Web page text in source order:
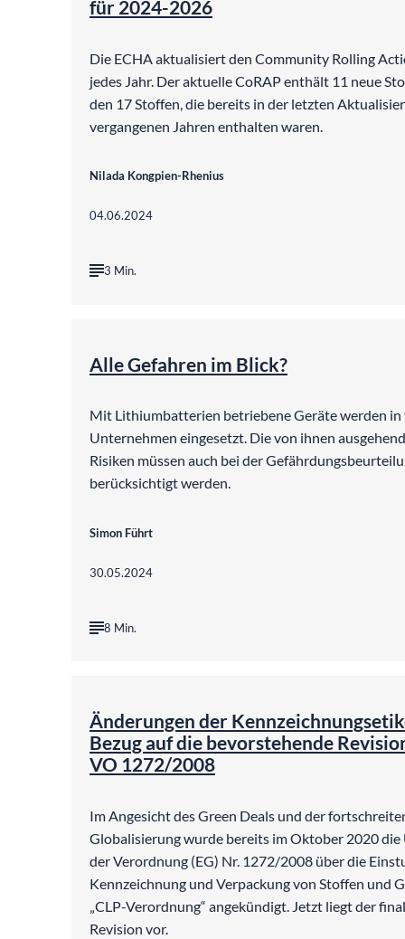
für 2024-2026
Die ECHA aktualisiert den Community Rolling
jedes Jahr. Der aktuelle CoRAP enthält 11 neue
den 17 Stoffen, die bereits in der letzten
vergangenen Jahren enthalten waren.
Nilada Kongpien-Rhenius
04.06.2024
3 Min.
Alle Gefahren im Blick?
Mit Lithiumbatterien betriebene Geräte werden in
Unternehmen eingesetzt. Die von ihnen
Risiken müssen auch bei der
berücksichtigt werden.
Simon Führt
30.05.2024
8 Min.
Änderungen der
Bezug auf die bevorstehende
VO 1272/2008
Im Angesicht des Green Deals und der
Globalisierung wurde bereits im Oktober 2020
der Verordnung (EG) Nr. 1272/2008 über die
Kennzeichnung und Verpackung von Stoffen und
„CLP-Verordnung“ angekündigt. Jetzt liegt der
Revision vor.